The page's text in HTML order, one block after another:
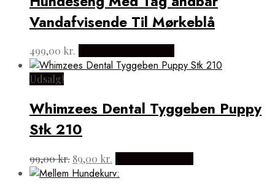
Vandafvisende Til Mørkeblå
499,00 kr.
Udsalg!
Whimzees Dental Tyggeben Puppy
Stk 210
99,00kr. Den
oprindelige
89,00 kr.
aktuelle